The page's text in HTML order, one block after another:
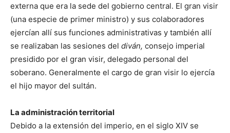
externa que era la sede del gobierno central. El gran visir
(una especie de primer ministro) y sus colaboradores
ejercían allí sus funciones administrativas y también allí
se realizaban las sesiones del diván, consejo imperial
presidido por el gran visir, delegado personal del
soberano. Generalmente el cargo de gran visir lo ejercía
el hijo mayor del sultán.
La administración territorial
Debido a la extensión del imperio, en el siglo XIV se